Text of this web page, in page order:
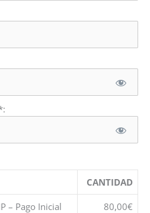
CANTIDAD
– Pago Inicial 80,00€